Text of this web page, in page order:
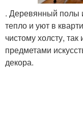
. Деревянный полы
тепло и уют в
чистому холсту,
предметами
декора.